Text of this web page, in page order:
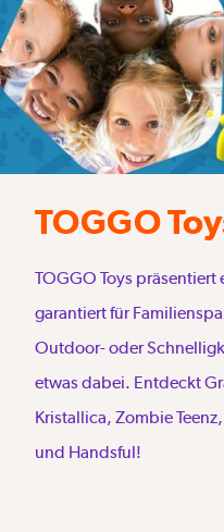
TOGGO
TOGGO Toys
garantiert für
Outdoor- oder
etwas dabei. Entdeckt
Kristallica, Zombie
und Handsful!